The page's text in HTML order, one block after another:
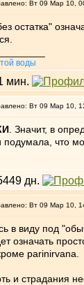
Вт 09 Мар 10,
остатка"
воды
Вт 09 Мар 10,
. Значит, в
подумала, что
Вт 09 Мар 10,
в виду под
означать
parinirvana.
и страдания